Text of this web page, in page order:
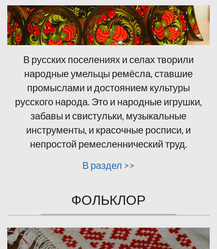
В русских поселениях и селах творили
народные умельцы ремёсла, ставшие
промыслами и достоянием культуры
русского народа. Это и народные игрушки,
забавы и свистульки, музыкальные
инструменты, и красочные росписи, и
непростой ремесленнический труд.
В раздел >>
ФОЛЬКЛОР